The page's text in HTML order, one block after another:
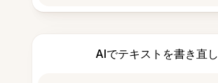
AIでテキストを書き直し